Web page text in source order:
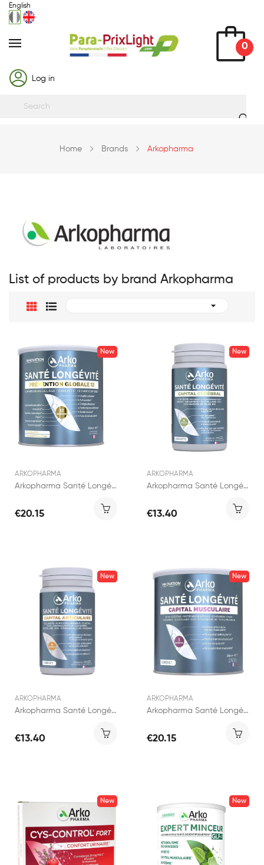
English
0
Log in
Home Brands Arkopharma
List of products by brand Arkopharma

New
ARKOPHARMA
Arkopharma Santé Longévité Prévention Globale...
€20.15
New
ARKOPHARMA
Arkopharma Santé Longévité Cérébrale 60 gélules
€13.40
New
ARKOPHARMA
Arkopharma Santé Longévité Articulaire 60 gélules
€13.40
New
ARKOPHARMA
Arkopharma Santé Longévité Capital Musculaire 285g
€20.15
New New